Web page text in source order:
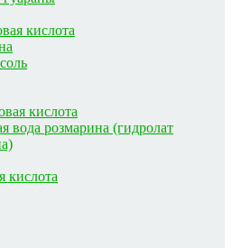
кислота
кислота
вода розмарина (гидролат
кислота